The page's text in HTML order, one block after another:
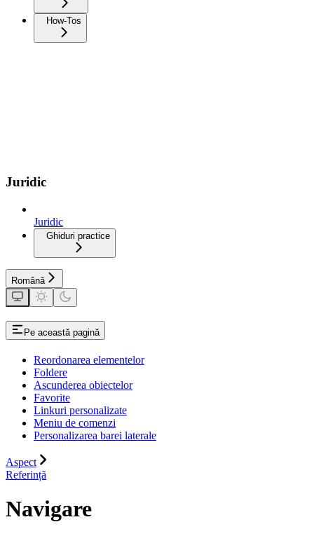
How-Tos
Juridic
Juridic
Ghiduri practice
Română
Pe această pagină
Reordonarea elementelor
Foldere
Ascunderea obiectelor
Favorite
Linkuri personalizate
Meniu de comenzi
Personalizarea barei laterale
Aspect
Referință
Navigare